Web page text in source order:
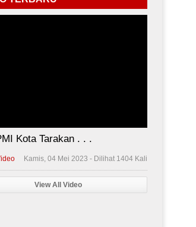
Kota Tarakan . . .
Kamis, 04 Mei 2023 - Dilihat 1404 Kali
View All Video